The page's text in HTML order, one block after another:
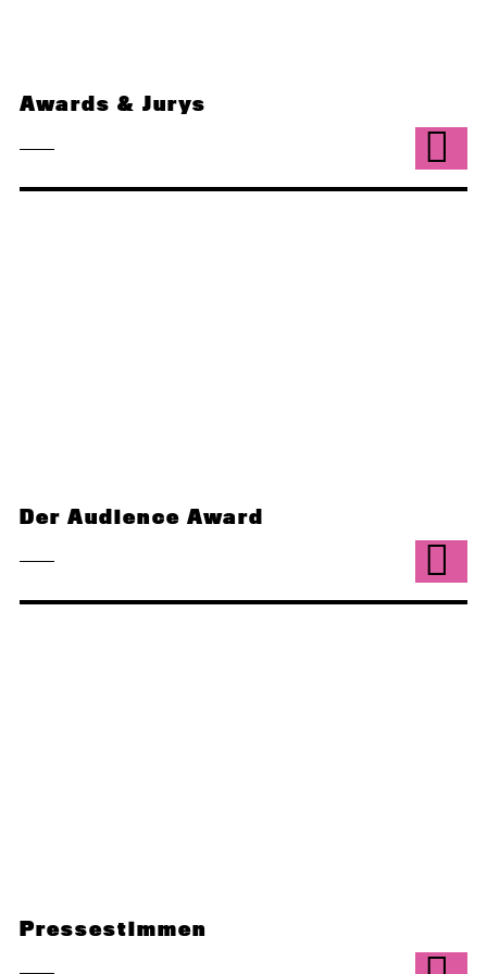
Awards & Jurys
Der Audience Award
Pressestimmen